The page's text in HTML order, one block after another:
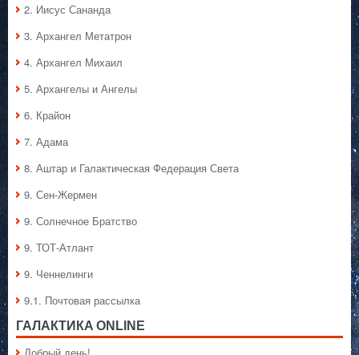
2. Иисус Сананда
3. Архангел Метатрон
4. Архангел Михаил
5. Архангелы и Ангелы
6. Крайон
7. Адама
8. Аштар и Галактическая Федерация Света
9. Сен-Жермен
9. Солнечное Братство
9. ТОТ-Атлант
9. Ченнелинги
9.1. Почтовая рассылка
ГАЛАКТИКA ONLINE